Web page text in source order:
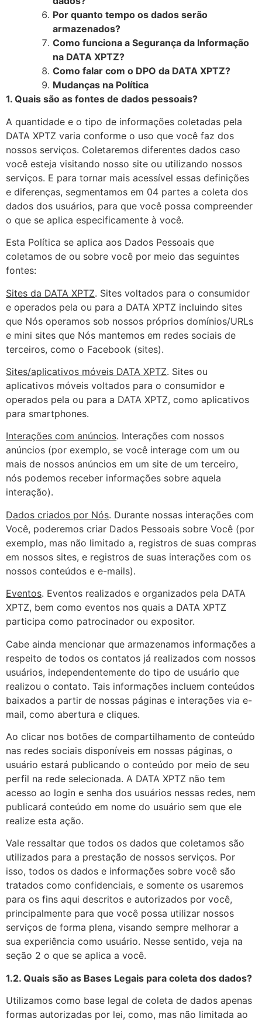
Por quanto tempo os dados serão
armazenados?
Como funciona a Segurança da Informação
na DATA XPTZ?
Como falar com o DPO da DATA XPTZ?
Mudanças na Política
1. Quais são as fontes de dados pessoais?
A quantidade e o tipo de informações coletadas pela
DATA XPTZ varia conforme o uso que você faz dos
nossos serviços. Coletaremos diferentes dados caso
você esteja visitando nosso site ou utilizando nossos
serviços. E para tornar mais acessível essas definições
e diferenças, segmentamos em 04 partes a coleta dos
dados dos usuários, para que você possa compreender
o que se aplica especificamente à você.
Esta Política se aplica aos Dados Pessoais que
coletamos de ou sobre você por meio das seguintes
fontes:
Sites da DATA XPTZ. Sites voltados para o consumidor
e operados pela ou para a DATA XPTZ incluindo sites
que Nós operamos sob nossos próprios domínios/URLs
e mini sites que Nós mantemos em redes sociais de
terceiros, como o Facebook (sites).
Sites/aplicativos móveis DATA XPTZ. Sites ou
aplicativos móveis voltados para o consumidor e
operados pela ou para a DATA XPTZ, como aplicativos
para smartphones.
Interações com anúncios. Interações com nossos
anúncios (por exemplo, se você interage com um ou
mais de nossos anúncios em um site de um terceiro,
nós podemos receber informações sobre aquela
interação).
Dados criados por Nós. Durante nossas interações com
Você, poderemos criar Dados Pessoais sobre Você (por
exemplo, mas não limitado a, registros de suas compras
em nossos sites, e registros de suas interações com os
nossos conteúdos e e-mails).
Eventos. Eventos realizados e organizados pela DATA
XPTZ, bem como eventos nos quais a DATA XPTZ
participa como patrocinador ou expositor.
Cabe ainda mencionar que armazenamos informações a
respeito de todos os contatos já realizados com nossos
usuários, independentemente do tipo de usuário que
realizou o contato. Tais informações incluem conteúdos
baixados a partir de nossas páginas e interações via e-
mail, como abertura e cliques.
Ao clicar nos botões de compartilhamento de conteúdo
nas redes sociais disponíveis em nossas páginas, o
usuário estará publicando o conteúdo por meio de seu
perfil na rede selecionada. A DATA XPTZ não tem
acesso ao login e senha dos usuários nessas redes, nem
publicará conteúdo em nome do usuário sem que ele
realize esta ação.
Vale ressaltar que todos os dados que coletamos são
utilizados para a prestação de nossos serviços. Por
isso, todos os dados e informações sobre você são
tratados como confidenciais, e somente os usaremos
para os fins aqui descritos e autorizados por você,
principalmente para que você possa utilizar nossos
serviços de forma plena, visando sempre melhorar a
sua experiência como usuário. Nesse sentido, veja na
seção 2 o que se aplica a você.
1.2. Quais são as Bases Legais para coleta dos dados?
Utilizamos como base legal de coleta de dados apenas
formas autorizadas por lei, como, mas não limitada ao